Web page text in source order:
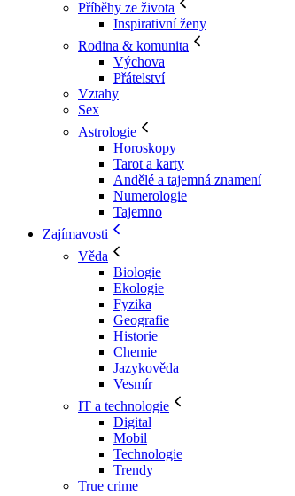
Příběhy ze života
Inspirativní ženy
Rodina & komunita
Výchova
Přátelství
Vztahy
Sex
Astrologie
Horoskopy
Tarot a karty
Andělé a tajemná znamení
Numerologie
Tajemno
Zajímavosti
Věda
Biologie
Ekologie
Fyzika
Geografie
Historie
Chemie
Jazykověda
Vesmír
IT a technologie
Digital
Mobil
Technologie
Trendy
True crime